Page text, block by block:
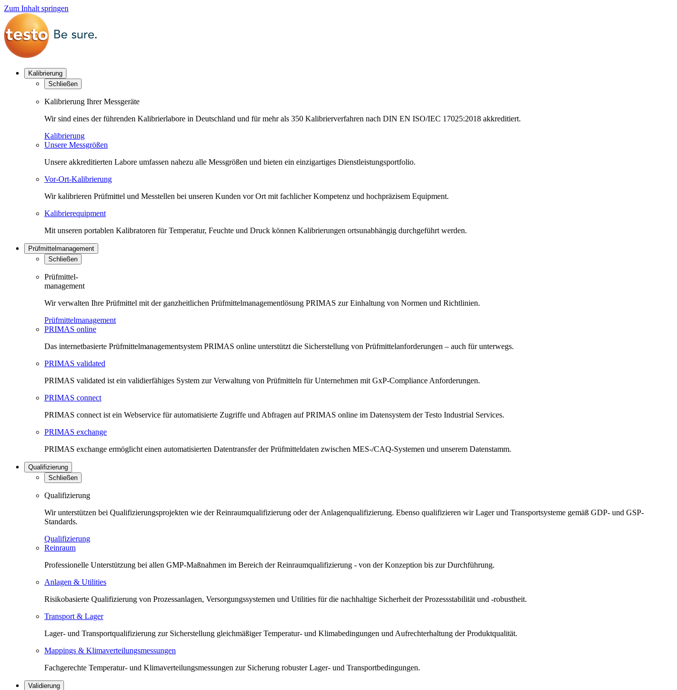
Zum Inhalt springen
Kalibrierung
Schließen
Kalibrierung Ihrer Messgeräte
Wir sind eines der führenden Kalibrierlabore in Deutschland und für mehr als 350 Kalibrierverfahren nach DIN EN ISO/IEC 17025:2018 akkreditiert.
Kalibrierung
Unsere Messgrößen
Unsere akkreditierten Labore umfassen nahezu alle Messgrößen und bieten ein einzigartiges Dienstleistungsportfolio.
Vor-Ort-Kalibrierung
Wir kalibrieren Prüfmittel und Messtellen bei unseren Kunden vor Ort mit fachlicher Kompetenz und hochpräzisem Equipment.
Kalibrierequipment
Mit unseren portablen Kalibratoren für Temperatur, Feuchte und Druck können Kalibrierungen ortsunabhängig durchgeführt werden.
Prüfmittelmanagement
Schließen
Prüfmittel-
management
Wir verwalten Ihre Prüfmittel mit der ganzheitlichen Prüfmittelmanagementlösung PRIMAS zur Einhaltung von Normen und Richtlinien.
Prüfmittelmanagement
PRIMAS online
Das internetbasierte Prüfmittelmanagementsystem PRIMAS online unterstützt die Sicherstellung von Prüfmittelanforderungen – auch für unterwegs.
PRIMAS validated
PRIMAS validated ist ein validierfähiges System zur Verwaltung von Prüfmitteln für Unternehmen mit GxP-Compliance Anforderungen.
PRIMAS connect
PRIMAS connect ist ein Webservice für automatisierte Zugriffe und Abfragen auf PRIMAS online im Datensystem der Testo Industrial Services.
PRIMAS exchange
PRIMAS exchange ermöglicht einen automatisierten Datentransfer der Prüfmitteldaten zwischen MES-/CAQ-Systemen und unserem Datenstamm.
Qualifizierung
Schließen
Qualifizierung
Wir unterstützen bei Qualifizierungsprojekten wie der Reinraumqualifizierung oder der Anlagenqualifizierung. Ebenso qualifizieren wir Lager und Transportsysteme gemäß GDP- und GSP-
Standards.
Qualifizierung
Reinraum
Professionelle Unterstützung bei allen GMP-Maßnahmen im Bereich der Reinraumqualifizierung - von der Konzeption bis zur Durchführung.
Anlagen & Utilities
Risikobasierte Qualifizierung von Prozessanlagen, Versorgungssystemen und Utilities für die nachhaltige Sicherheit der Prozessstabilität und -robustheit.
Transport & Lager
Lager- und Transportqualifizierung zur Sicherstellung gleichmäßiger Temperatur- und Klimabedingungen und Aufrechterhaltung der Produktqualität.
Mappings & Klimaverteilungsmessungen
Fachgerechte Temperatur- und Klimaverteilungsmessungen zur Sicherung robuster Lager- und Transportbedingungen.
Validierung